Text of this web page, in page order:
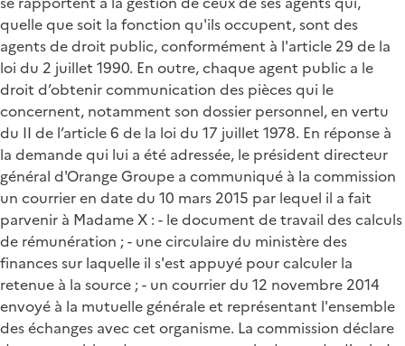
quelle que soit la fonction qu'ils occupent, sont des
agents de droit public, conformément à l'article 29 de la
loi du 2 juillet 1990. En outre, chaque agent public a le
droit d’obtenir communication des pièces qui le
concernent, notamment son dossier personnel, en vertu
du II de l’article 6 de la loi du 17 juillet 1978. En réponse à
la demande qui lui a été adressée, le président directeur
général d'Orange Groupe a communiqué à la commission
un courrier en date du 10 mars 2015 par lequel il a fait
parvenir à Madame X : - le document de travail des calculs
de rémunération ; - une circulaire du ministère des
finances sur laquelle il s'est appuyé pour calculer la
retenue à la source ; - un courrier du 12 novembre 2014
envoyé à la mutuelle générale et représentant l'ensemble
des échanges avec cet organisme. La commission déclare